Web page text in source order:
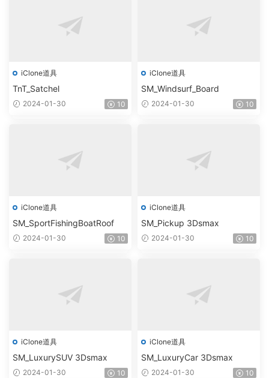
iClone道具
TnT_Satchel
2024-01-30 10
iClone道具
SM_Windsurf_Board
2024-01-30 10
iClone道具
SM_SportFishingBoatRoof
2024-01-30 10
iClone道具
SM_Pickup 3Dsmax
2024-01-30 10
iClone道具
SM_LuxurySUV 3Dsmax
2024-01-30 10
iClone道具
SM_LuxuryCar 3Dsmax
2024-01-30 10